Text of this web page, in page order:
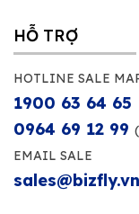
HỖ TRỢ
HOTLINE SALE
1900 63 64 65
0964 69 12 99
EMAIL SALE
sales@bizfly.vn